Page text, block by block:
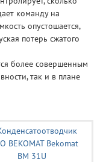
команду на
опустошается,
потерь сжатого
более совершенным
так и в плане